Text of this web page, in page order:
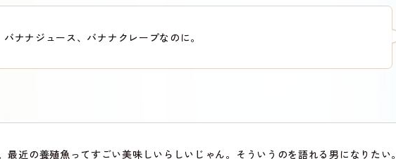
ナナジュース、バナナクレープなのに。
最近の養殖魚ってすごい美味しいらしいじゃん。そういうのを語れる男になりたい。